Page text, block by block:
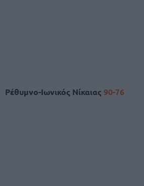
Ρέθυμνο-Ιωνικός Νίκαιας 90-76